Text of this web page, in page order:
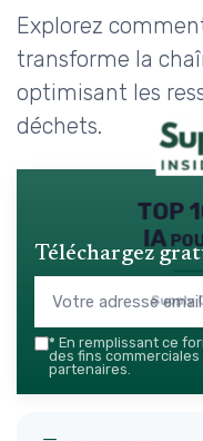
Explorez
transforme la
optimisant les
déchets.
TOP
IA
Supply
Téléchargez
* En remplissant ce
des fins
partenaires.